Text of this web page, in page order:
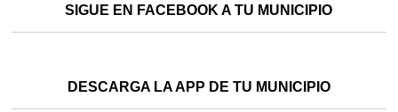
SIGUE EN FACEBOOK A TU MUNICIPIO
DESCARGA LA APP DE TU MUNICIPIO